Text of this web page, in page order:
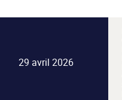
29 avril 2026